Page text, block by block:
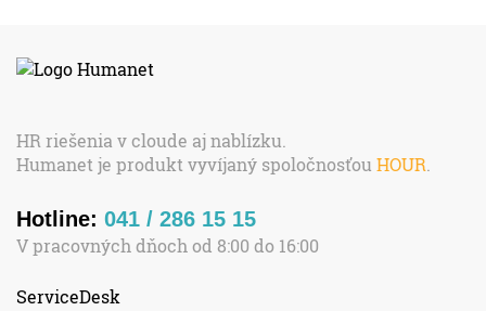
HR riešenia v cloude aj nablízku.
Humanet je produkt vyvíjaný spoločnosťou HOUR
Hotline: 041 / 286 15 15
V pracovných dňoch od 8:00 do 16:00
ServiceDesk